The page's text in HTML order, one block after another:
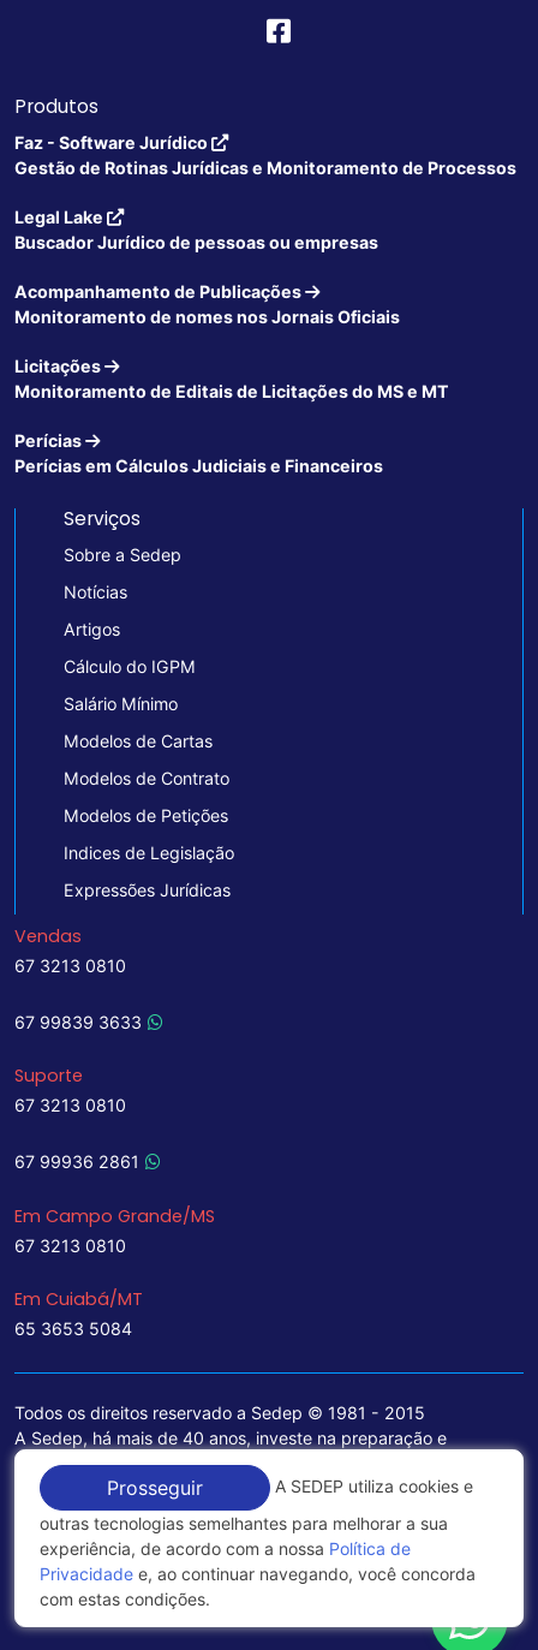
Produtos
Faz - Software Jurídico
Gestão de Rotinas Jurídicas e Monitoramento de Processos
Legal Lake
Buscador Jurídico de pessoas ou empresas
Acompanhamento de Publicações
Monitoramento de nomes nos Jornais Oficiais
Licitações
Monitoramento de Editais de Licitações do MS e MT
Perícias
Perícias em Cálculos Judiciais e Financeiros
Serviços
Sobre a Sedep
Notícias
Artigos
Cálculo do IGPM
Salário Mínimo
Modelos de Cartas
Modelos de Contrato
Modelos de Petições
Indices de Legislação
Expressões Jurídicas
Vendas
67 3213 0810
67 99839 3633
Suporte
67 3213 0810
67 99936 2861
Em Campo Grande/MS
67 3213 0810
Em Cuiabá/MT
65 3653 5084
Todos os direitos reservado a Sedep © 1981 - 2015
A Sedep, há mais de 40 anos, investe na preparação e
treinamento de funcionários e na aquisição de tecnologia de
ponta para a ampliação de seu portfólio de serviços voltados
para a área jurídica, que contemplam informações seguras e
excelentes soluções empresariais.
Política de Privacidade
Prosseguir
A SEDEP utiliza cookies e
outras tecnologias semelhantes para melhorar a sua
experiência, de acordo com a nossa Política de
Privacidade e, ao continuar navegando, você concorda
com estas condições.